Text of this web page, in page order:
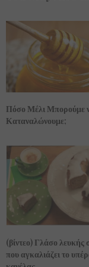
Πόσο Μέλι Μπορούμε
Καταναλώνουμε;
(βίντεο) Γλάσο λευκής
που αγκαλιάζει το